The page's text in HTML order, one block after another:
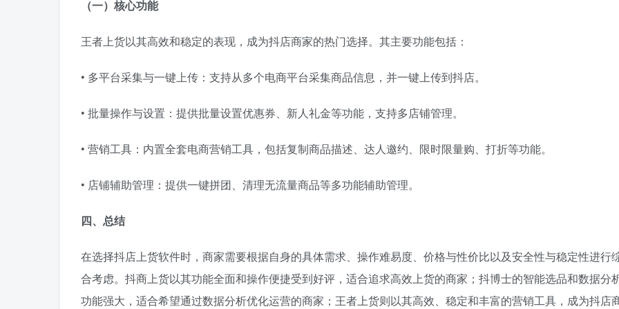
（一）核心功能
王者上货以其高效和稳定的表现，成为抖店商家的热门选择。其主要功能包括：
• 多平台采集与一键上传：支持从多个电商平台采集商品信息，并一键上传到抖店。
• 批量操作与设置：提供批量设置优惠券、新人礼金等功能，支持多店铺管理。
• 营销工具：内置全套电商营销工具，包括复制商品描述、达人邀约、限时限量购、打折等功能。
• 店铺辅助管理：提供一键拼团、清理无流量商品等多功能辅助管理。
四、总结
在选择抖店上货软件时，商家需要根据自身的具体需求、操作难易度、价格与性价比以及安全性与稳定性进行
合考虑。抖商上货以其功能全面和操作便捷受到好评，适合追求高效上货的商家；抖博士的智能选品和数据分
功能强大，适合希望通过数据分析优化运营的商家；王者上货则以其高效、稳定和丰富的营销工具，成为抖店